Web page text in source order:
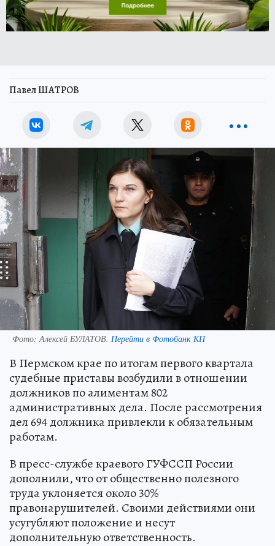
Павел ШАТРОВ
Фото: Алексей БУЛАТОВ. Перейти в Фотобанк КП
В Пермском крае по итогам первого квартала
судебные приставы возбудили в отношении
должников по алиментам 802
административных дела. После рассмотрения
дел 694 должника привлекли к обязательным
работам.
В пресс-службе краевого ГУФССП России
дополнили, что от общественно полезного
труда уклоняется около 30%
правонарушителей. Своими действиями они
усугубляют положение и несут
дополнительную ответственность.